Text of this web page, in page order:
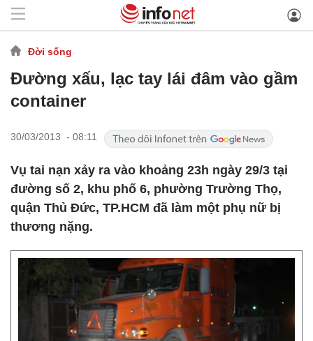
Đời sống
Đường xấu, lạc tay lái đâm vào gầm
container
30/03/2013 - 08:11
Vụ tai nạn xảy ra vào khoảng 23h ngày 29/3 tại
đường số 2, khu phố 6, phường Trường Thọ,
quận Thủ Đức, TP.HCM đã làm một phụ nữ bị
thương nặng.